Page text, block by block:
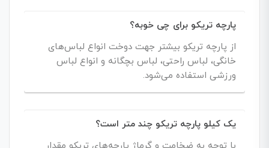
پارچه تریکو برای چی خوبه؟
از پارچه تریکو بیشتر جهت دوخت انواع لباس‌های
خانگی، لباس راحتی، لباس بچگانه و انواع لباس
ورزشی استفاده می‌شود.
یک کیلو پارچه تریکو چند متر است؟